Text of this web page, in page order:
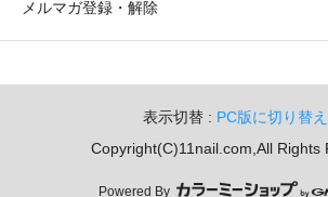
メルマガ登録・解除
表示切替 : PC版に切り替
Copyright(C)11nail.com,All Rights
Powered By